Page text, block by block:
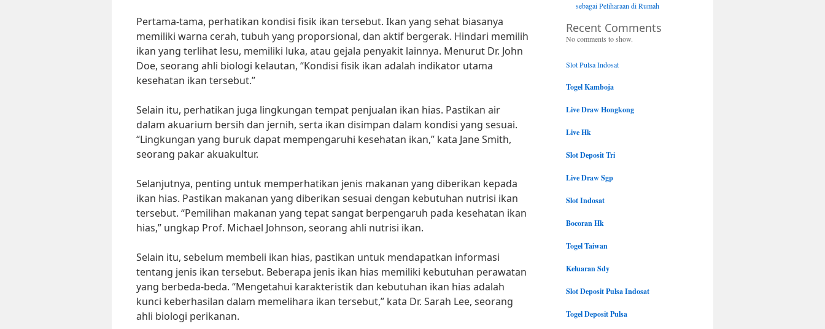
Pertama-tama, perhatikan kondisi fisik ikan tersebut. Ikan yang sehat biasanya
memiliki warna cerah, tubuh yang proporsional, dan aktif bergerak. Hindari memilih
ikan yang terlihat lesu, memiliki luka, atau gejala penyakit lainnya. Menurut Dr. John
Doe, seorang ahli biologi kelautan, “Kondisi fisik ikan adalah indikator utama
kesehatan ikan tersebut.”
Selain itu, perhatikan juga lingkungan tempat penjualan ikan hias. Pastikan air
dalam akuarium bersih dan jernih, serta ikan disimpan dalam kondisi yang sesuai.
“Lingkungan yang buruk dapat mempengaruhi kesehatan ikan,” kata Jane Smith,
seorang pakar akuakultur.
Selanjutnya, penting untuk memperhatikan jenis makanan yang diberikan kepada
ikan hias. Pastikan makanan yang diberikan sesuai dengan kebutuhan nutrisi ikan
tersebut. “Pemilihan makanan yang tepat sangat berpengaruh pada kesehatan ikan
hias,” ungkap Prof. Michael Johnson, seorang ahli nutrisi ikan.
Selain itu, sebelum membeli ikan hias, pastikan untuk mendapatkan informasi
tentang jenis ikan tersebut. Beberapa jenis ikan hias memiliki kebutuhan perawatan
yang berbeda-beda. “Mengetahui karakteristik dan kebutuhan ikan hias adalah
kunci keberhasilan dalam memelihara ikan tersebut,” kata Dr. Sarah Lee, seorang
ahli biologi perikanan.
sebagai Peliharaan di Rumah
Recent Comments
No comments to show.
Slot Pulsa Indosat
Togel Kamboja
Live Draw Hongkong
Live Hk
Slot Deposit Tri
Live Draw Sgp
Slot Indosat
Bocoran Hk
Togel Taiwan
Keluaran Sdy
Slot Deposit Pulsa Indosat
Togel Deposit Pulsa